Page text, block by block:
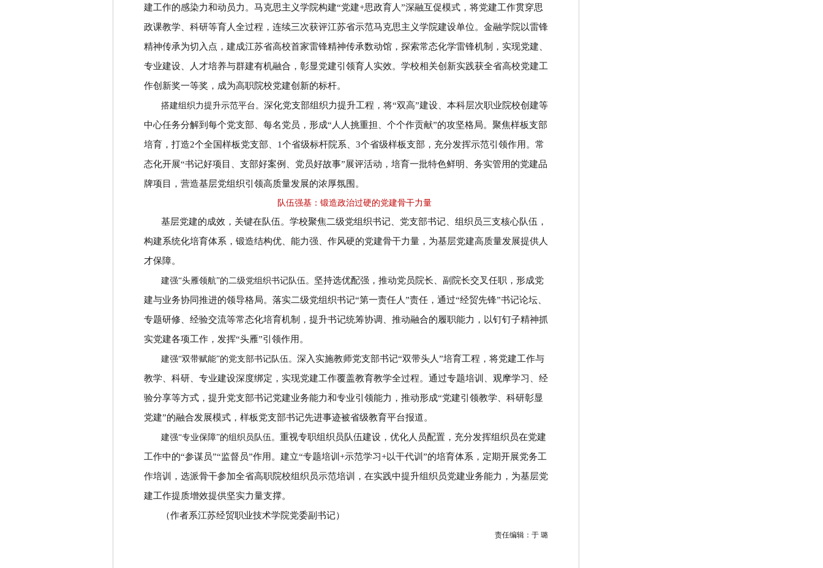
建工作的感染力和动员力。马克思主义学院构建“党建+思政育人”深融互促模式，将党建工作贯穿思
政课教学、科研等育人全过程，连续三次获评江苏省示范马克思主义学院建设单位。金融学院以雷锋
精神传承为切入点，建成江苏省高校首家雷锋精神传承数动馆，探索常态化学雷锋机制，实现党建、
专业建设、人才培养与群建有机融合，彰显党建引领育人实效。学校相关创新实践获全省高校党建工
作创新奖一等奖，成为高职院校党建创新的标杆。
搭建组织力提升示范平台。 深化党支部组织力提升工程，将“双高”建设、本科层次职业院校创建等
中心任务分解到每个党支部、每名党员，形成“ 人人挑重担、个个作贡献”的攻坚格局。聚焦样板支部
培育，打造2个全国样板党支部、 1个省级标杆院系、 3个省级样板支部，充分发挥示范引领作用。常
态化开展“书记好项目、支部好案例、党员好故事”展评活动，培育一批特色鲜明、务实管用的党建品
牌项目，营造基层党组织引领高质量发展的浓厚氛围。
队伍强基：锻造政治过硬的党建骨干力量
基层党建的成效，关键在队伍。学校聚焦二级党组织书记、党支部书记、组织员三支核心队伍，
构建系统化培育体系，锻造结构优、能力强、作风硬的党建骨干力量，为基层党建高质量发展提供人
才保障。
建强“头雁领航”的二级党组织书记队伍。 坚持选优配强，推动党员院长、副院长交叉任职，形成党
建与业务协同推进的领导格局。落实二级党组织书记“第一责任人”责任，通过“经贸先锋”书记论坛、
专题研修、经验交流等常态化培育机制，提升书记统筹协调、推动融合的履职能力，以钉钉子精神抓
实党建各项工作，发挥“头雁”引领作用。
建强“双带赋能”的党支部书记队伍。 深入实施教师党支部书记“双带头人”培育工程，将党建工作与
教学、科研、专业建设深度绑定，实现党建工作覆盖教育教学全过程。通过专题培训、观摩学习、经
验分享等方式，提升党支部书记党建业务能力和专业引领能力，推动形成“党建引领教学、科研彰显
党建”的融合发展模式，样板党支部书记先进事迹被省级教育平台报道。
建强“专业保障”的组织员队伍。 重视专职组织员队伍建设，优化人员配置，充分发挥组织员在党建
工作中的“参谋员”“监督员”作用。建立“专题培训 +示范学习+以干代训 ”的培育体系，定期开展党务工
作培训，选派骨干参加全省高职院校组织员示范培训，在实践中提升组织员党建业务能力，为基层党
建工作提质增效提供坚实力量支撑。
（作者系江苏经贸职业技术学院党委副书记）
责任编辑：于 璐